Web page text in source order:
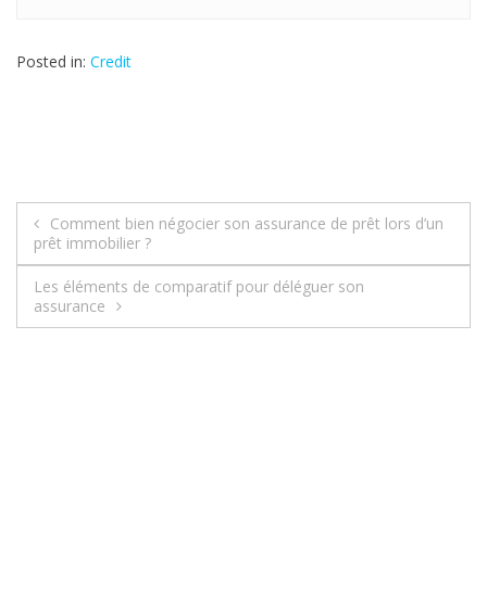
Posted in: Credit
N
a
v
Comment bien négocier son assurance de prêt lors d’un
prêt immobilier ?
Les éléments de comparatif pour déléguer son
assurance